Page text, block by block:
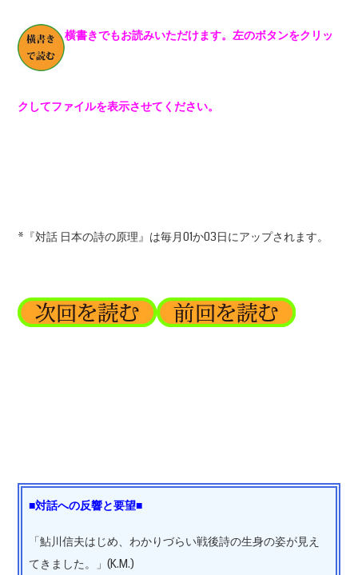
横書きでもお読みいただけます。左のボタンをクリッ
クしてファイルを表示させてください。
*『対話 日本の詩の原理』は毎月01か03日にアップされます。
■対話への反響と要望■
「鮎川信夫はじめ、わかりづらい戦後詩の生身の姿が見え
てきました。」(K.M.)